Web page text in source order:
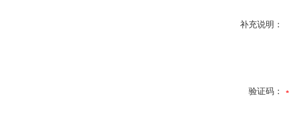
补充说明：
验证码：